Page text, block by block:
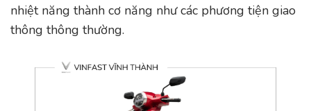
nhiệt năng thành cơ năng như các phương tiện giao
thông thông thường.